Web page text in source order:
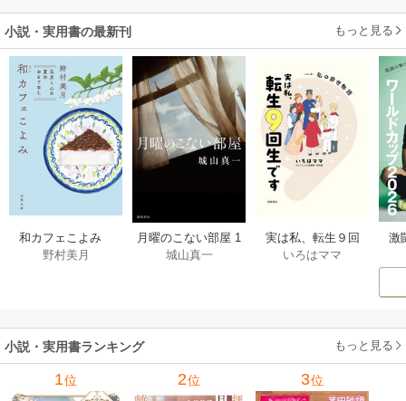
小説・実用書の最新刊 もっと見る
和カフェこよみ
五月くんの夏のお
野村美月
月曜のこない部屋 1
巻
城山真一
実は私、転生９回
生です マンガ
いろはママ
激
小説・実用書ランキング もっと見る
1位 2位 3位